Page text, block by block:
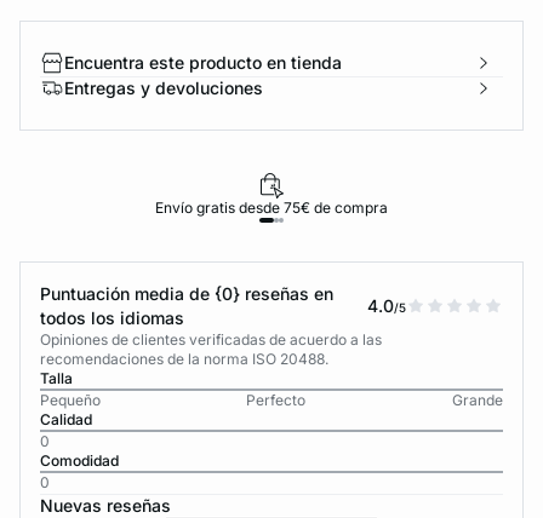
Encuentra este producto en tienda
Entregas y devoluciones
Envío gratis desde 75€ de compra
Puntuación media de {0} reseñas en
todos los idiomas
4.0/5
Opiniones de clientes verificadas de acuerdo a las
recomendaciones de la norma ISO 20488.
Talla
Pequeño
Perfecto
Grande
Calidad
0
Comodidad
0
Nuevas reseñas